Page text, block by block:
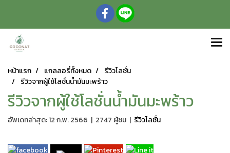
หน้าแรก แกลลอรี่ทั้งหมด
รีวิวโลชั่น
รีวิวจากผู้ใช้โลชั่นน้ำมันมะพร้าว
รีวิวจากผู้ใช้โลชั่นน้ำมันมะพร้าว
อัพเดทล่าสุด: 12 ก.พ. 2566 | 2747 ผู้ชม | รีวิวโลชั่น